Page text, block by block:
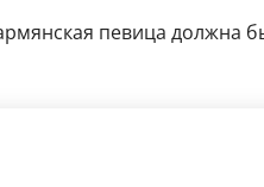
певица должна